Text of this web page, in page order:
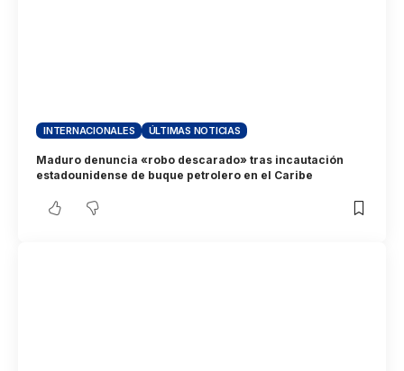
INTERNACIONALES ÚLTIMAS NOTICIAS
Maduro denuncia «robo descarado» tras incautación
estadounidense de buque petrolero en el Caribe